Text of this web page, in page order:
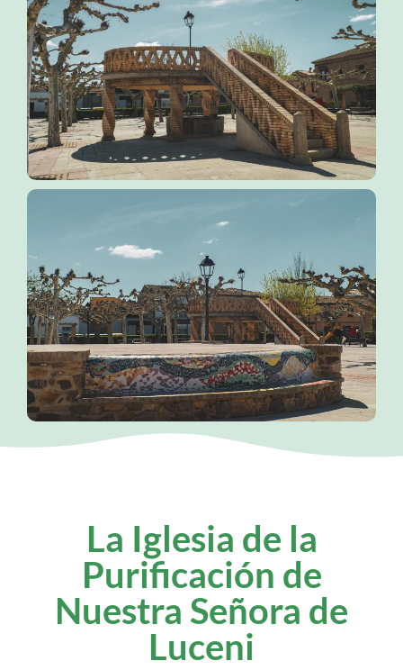
La Iglesia de la
Purificación de
Nuestra Señora de
Luceni